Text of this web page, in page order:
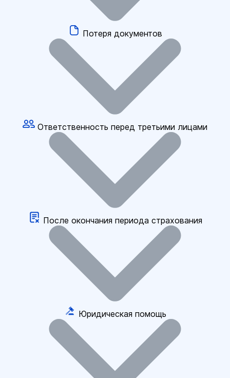
Потеря документов
Ответственность перед третьими лицами
После окончания периода страхования
Юридическая помощь